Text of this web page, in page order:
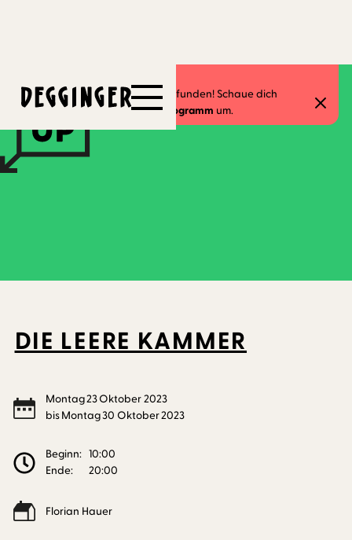
Dieses Event hat schon stattgefunden! Schaue dich
gerne in unseremaktuellen Programm um.
23.10.2023-30.10.2023
DIE LEERE KAMMER
Montag23Oktober2023
bisMontag30 Oktober2023
Beginn: 10:00
Ende:
20:00
Florian Hauer